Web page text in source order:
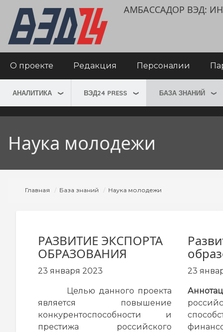
Перейти
основному
содержанию
User
account
menu
АМБАССАДОР ВЭД:
Main
navigation
О проекте Редакция Персоналии
АНАЛИТИКА ВЭД24 PRESS БАЗА ЗНАНИЙ
Наука молодежи
Строка
Главная База знаний Наука молодежи
РАЗВИТИЕ ЭКСПОРТА
ОБРАЗОВАНИЯ
23 января 2023
Целью данного проекта
является повышение
конкурентоспособности и
престижа российского
23